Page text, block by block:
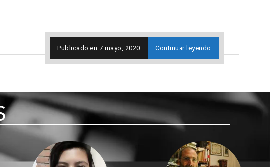
Publicado en 7 mayo, 2020 Continuar leyendo